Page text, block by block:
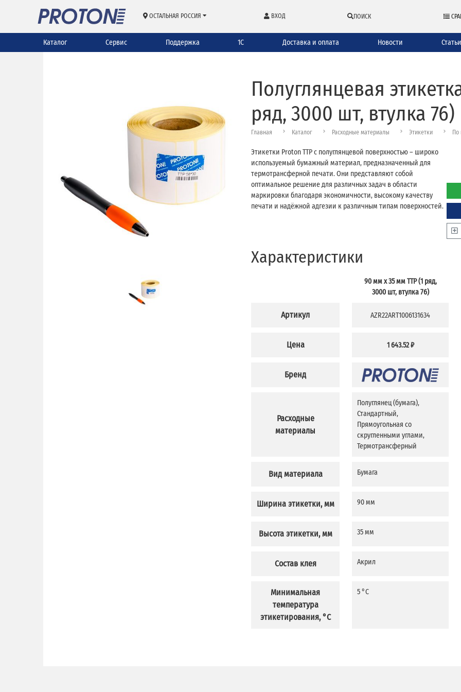
ОСТАЛЬНАЯ РОССИЯ ВХОД ПОИСК
Каталог Сервис Поддержка 1С Доставка и оплата Новости Статьи
Полуглянцевая
ряд, 3000 шт, втулка 76)
Главная Каталог Расходные материалы Этикетки По
Этикетки Proton TTP с полуглянцевой поверхностью – широко
используемый бумажный материал, предназначенный для
термотрансферной печати. Они представляют собой
оптимальное решение для различных задач в области
маркировки благодаря экономичности, высокому качеству
печати и надёжной адгезии к различным типам поверхностей.
Характеристики
Артикул
Цена
Бренд
Расходные
материалы
Вид материала
Ширина этикетки, мм
Высота этикетки, мм
Состав клея
Минимальная
температура
этикетирования, °C
90 мм х 35 мм TTP (1 ряд,
3000 шт, втулка 76)
AZR22ART1006131634
1 643.52 ₽
Полуглянец (бумага),
Стандартный,
Прямоугольная со
скругленными углами,
Термотрансферный
Бумага
90 мм
35 мм
Акрил
5 °C